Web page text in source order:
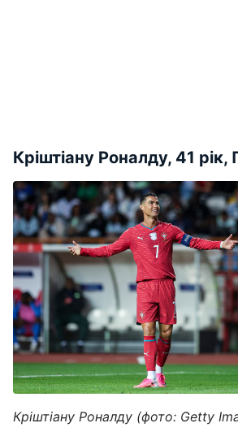
Кріштіану Роналду, 41 рік,
Кріштіану Роналду (фото: Getty